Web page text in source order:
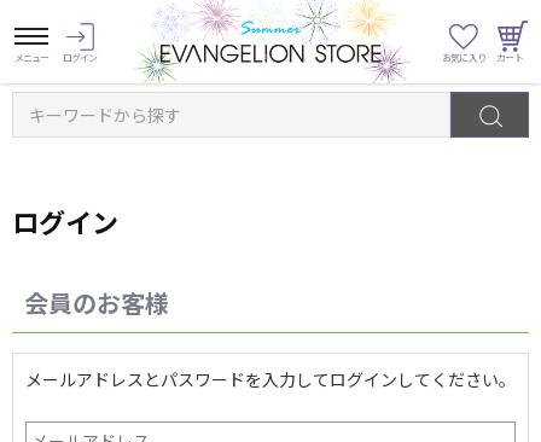
キーワードから探す
ログイン
会員のお客様
メールアドレスとパスワードを入力してログインしてください。